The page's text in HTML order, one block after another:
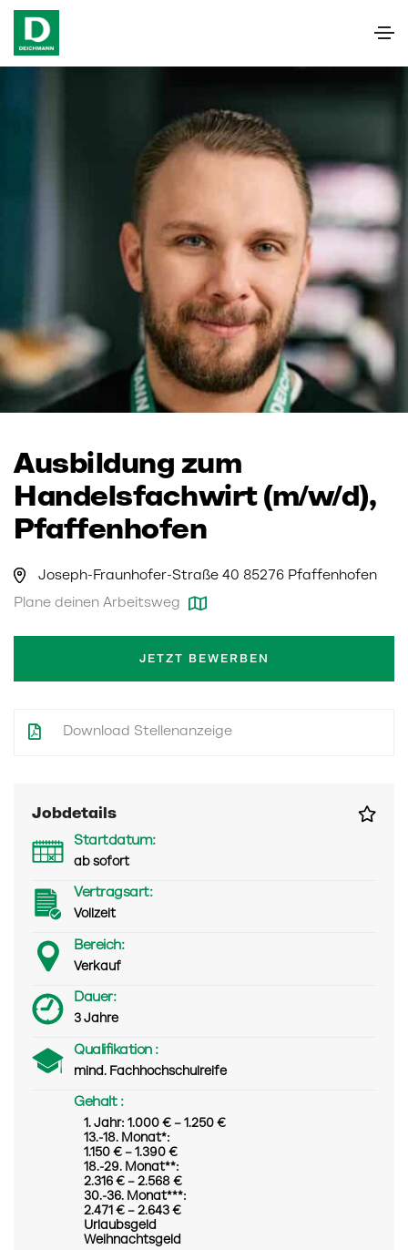
Ausbildung zum
Handelsfachwirt (m/w/d),
Pfaffenhofen
Joseph-Fraunhofer-Straße 40 85276 Pfaffenhofen
Plane deinen Arbeitsweg
JETZT BEWERBEN
Download Stellenanzeige
Jobdetails
Startdatum:
ab sofort
Vertragsart:
Vollzeit
Bereich:
Verkauf
Dauer:
3 Jahre
Qualifikation :
mind. Fachhochschulreife
Gehalt :
1. Jahr: 1.000 € – 1.250 €
13.-18. Monat*:
1.150 € – 1.390 €
18.-29. Monat**:
2.316 € – 2.568 €
30.-36. Monat***:
2.471 € – 2.643 €
Urlaubsgeld
Weihnachtsgeld